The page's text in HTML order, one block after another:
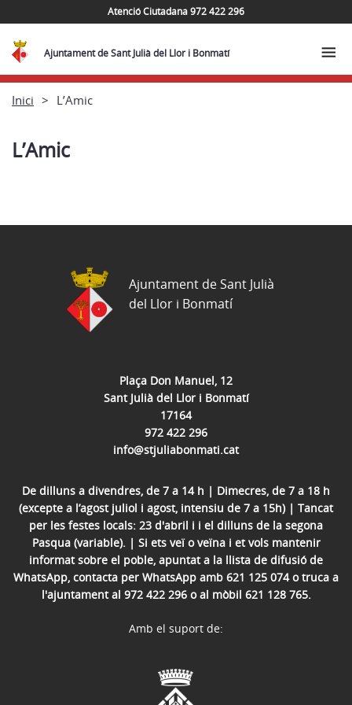
Atenció Ciutadana 972 422 296
Ajuntament de Sant Julià del Llor i Bonmatí
Inici L’Amic
L’Amic
Plaça Don Manuel, 12
Sant Julià del Llor i Bonmatí
17164
972 422 296
info@stjuliabonmati.cat
De dilluns a divendres, de 7 a 14 h | Dimecres, de 7 a 18 h
(excepte a l’agost juliol i agost, intensiu de 7 a 15h) | Tancat
per les festes locals: 23 d'abril i i el dilluns de la segona
Pasqua (variable). | Si ets veï o veïna i et vols mantenir
informat sobre el poble, apuntat a la llista de difusió de
WhatsApp, contacta per WhatsApp amb 621 125 074 o truca a
l'ajuntament al 972 422 296 o al mòbil 621 128 765.
Ajuntament de Sant Julià
del Llor i Bonmatí
Amb el suport de: